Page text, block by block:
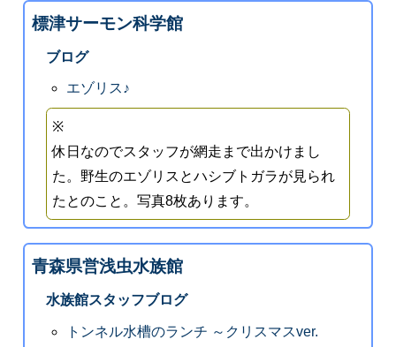
標津サーモン科学館
ブログ
エゾリス♪
※
休日なのでスタッフが網走まで出かけまし
た。野生のエゾリスとハシブトガラが見られ
たとのこと。写真8枚あります。
青森県営浅虫水族館
水族館スタッフブログ
トンネル水槽のランチ ～クリスマスver.